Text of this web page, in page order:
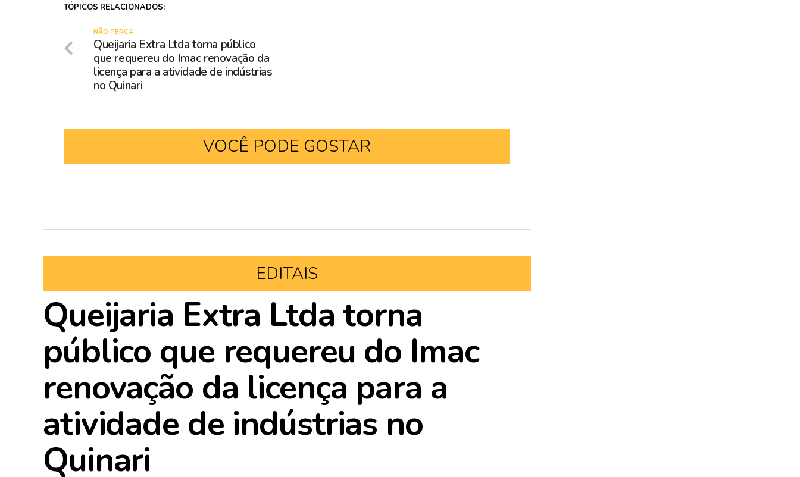
TÓPICOS RELACIONADOS:
NÃO PERCA
Queijaria Extra Ltda torna público
que requereu do Imac renovação da
licença para a atividade de indústrias
no Quinari
VOCÊ PODE GOSTAR
EDITAIS
Queijaria Extra Ltda torna
público que requereu do Imac
renovação da licença para a
atividade de indústrias no
Quinari